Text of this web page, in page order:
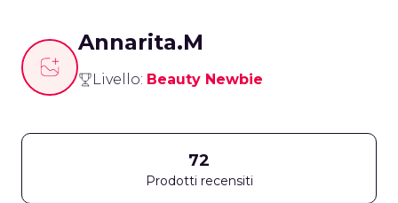
Annarita.M
Livello: Beauty Newbie
72
Prodotti recensiti